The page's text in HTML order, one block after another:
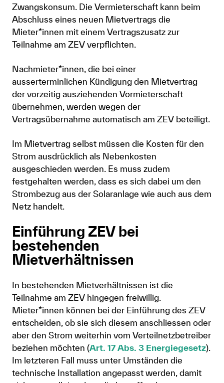
Zwangskonsum. Die Vermieterschaft kann beim
Abschluss eines neuen Mietvertrags die
Mieter*innen mit einem Vertragszusatz zur
Teilnahme am ZEV verpflichten.
Nachmieter*innen, die bei einer
ausserterminlichen Kündigung den Mietvertrag
der vorzeitig ausziehenden Vormieterschaft
übernehmen, werden wegen der
Vertragsübernahme automatisch am ZEV beteiligt.
Im Mietvertrag selbst müssen die Kosten für den
Strom ausdrücklich als Nebenkosten
ausgeschieden werden. Es muss zudem
festgehalten werden, dass es sich dabei um den
Strombezug aus der Solaranlage wie auch aus dem
Netz handelt.
Einführung ZEV bei
bestehenden
Mietverhältnissen
In bestehenden Mietverhältnissen ist die
Teilnahme am ZEV hingegen freiwillig.
Mieter*innen können bei der Einführung des ZEV
entscheiden, ob sie sich diesem anschliessen oder
aber den Strom weiterhin vom Verteilnetzbetreiber
beziehen möchten (Art. 17 Abs. 3 Energiegesetz).
Im letzteren Fall muss unter Umständen die
technische Installation angepasst werden, damit